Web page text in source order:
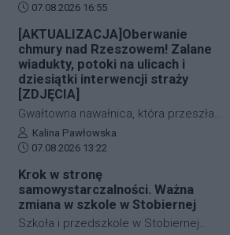
o wartości około 1500 złotych. Do
zdarzenia doszło w ścisłym centrum
miasta – pod Urzędem
Marszałkowskim przy al. Cieplińskiego.
Złodziej ze skradzionym jednośladem
wsiadł do autobusu MPK linii 28. Jego
wizerunek zarejestrowały kamery
monitoringu, a policja apeluje o pomoc
w identyfikacji mężczyzny.
Data dodania artykułu:
07.08.2026 16:55
[AKTUALIZACJA]Oberwanie
chmury nad Rzeszowem! Zalane
wiadukty, potoki na ulicach i
dziesiątki interwencji straży
[ZDJĘCIA]
Gwałtowna nawałnica, która przeszła
nad Rzeszowem tuż po godzinie 12:00,
w kilka minut sparaliżowała ruch w
rwące potoki ulice, zalane wiadukty i
wybijające studzienki kanalizacyjne
odcięły od świata kluczowe arterie.
Autor artykułu:
Kalina Pawłowska
Data dodania artykułu:
07.08.2026 13:22
Krok w stronę
samowystarczalności. Ważna
zmiana w szkole w Stobiernej
Szkoła i przedszkole w Stobiernej